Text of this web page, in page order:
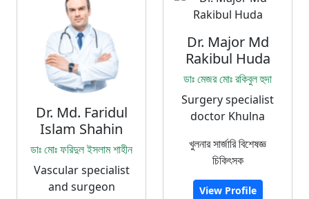
Dr. Md. Faridul
Islam Shahin
ডাঃ মোঃ ফরিদুল ইসলাম শাহীন
Vascular specialist
and surgeon
Dr. Major Md
Rakibul Huda
ডাঃ মেজর মোঃ রকিবুল হুদা
Surgery specialist
doctor Khulna
খুলনার সার্জারি বিশেষজ্ঞ
চিকিৎসক
View Profile